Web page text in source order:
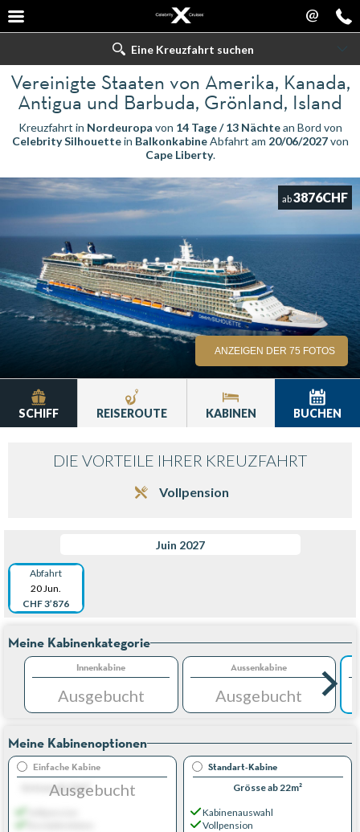
@
Eine Kreuzfahrt suchen
Vereinigte Staaten von Amerika, Kanada,
Antigua und Barbuda, Grönland, Island
Kreuzfahrt in Nordeuropa von 14 Tage / 13 Nächtean Bord von
Celebrity Silhouettein BalkonkabineAbfahrt am 20/06/2027von
Cape Liberty.
ab3876CHF
ANZEIGEN DER 75 FOTOS
SCHIFF REISEROUTE KABINEN BUCHEN
DIE VORTEILE IHRER KREUZFAHRT
Vollpension
Juin 2027
Abfahrt
20 Jun.
CHF 3’876
Meine Kabinenkategorie
Innenkabine
Ausgebucht
Aussenkabine
Ausgebucht
Meine Kabinenoptionen
Einfache Kabine
Grösse ab 22m²
Ausgebucht
Standart-Kabine
Grösse ab 22m²
Kabinenauswahl
Vollpension